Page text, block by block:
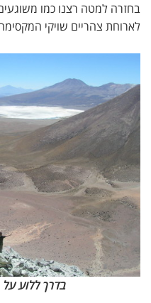
בחזרה למטה רצנו כמו
לארוחת צהריים שויקי
בדרך ללוע